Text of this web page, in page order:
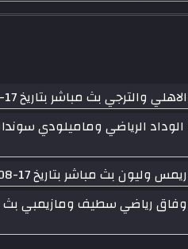
مباشر بتاريخ 17-08-2018 دوري أبطال أفريقيا
بتاريخ 17-08-2018 الدوري الفرنسي